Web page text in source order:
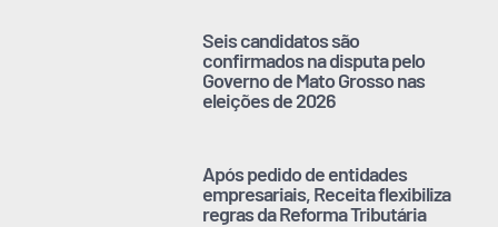
Seis candidatos são
confirmados na disputa pelo
Governo de Mato Grosso nas
eleições de 2026
Após pedido de entidades
empresariais, Receita flexibiliza
regras da Reforma Tributária